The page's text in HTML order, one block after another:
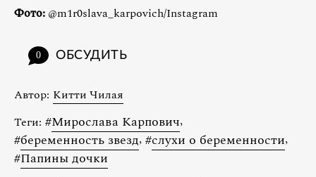
Фото: @m1r0slava_karpovich/Instagram
0 ОБСУДИТЬ
Автор: Китти Чилая
Теги: #Мирослава Карпович,
#беременность звезд, #слухи о беременности,
#Папины дочки